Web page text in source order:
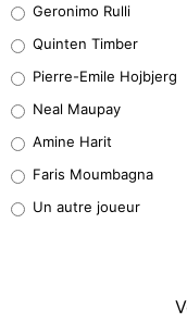
32%
5%
1%
8%
Geronimo Rulli
Quinten Timber
Pierre-Emile Hojbjerg
Neal Maupay
Amine Harit
Faris Moumbagna
Un autre joueur